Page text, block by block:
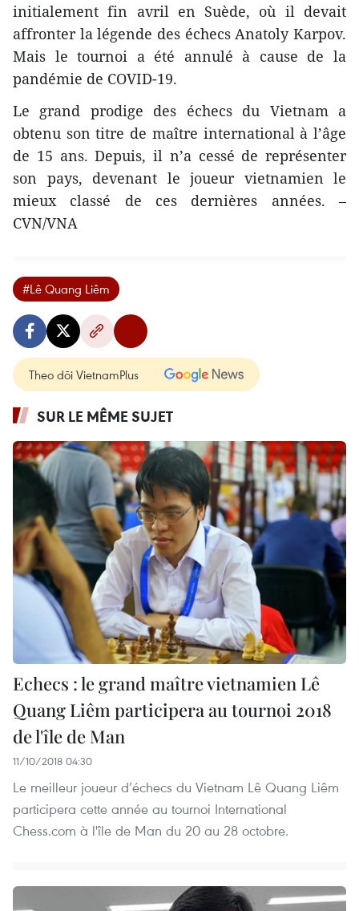
initialement fin avril en Suède, où il devait
affronter la légende des échecs Anatoly Karpov.
Mais le tournoi a été annulé à cause de la
pandémie de COVID-19.
Le grand prodige des échecs du Vietnam a
obtenu son titre de maître international à l’âge
de 15 ans. Depuis, il n’a cessé de représenter
son pays, devenant le joueur vietnamien le
mieux classé de ces dernières années. –
CVN/VNA
#Lê Quang Liêm
Theo dõi VietnamPlus
SUR LE MÊME SUJET
Echecs : le grand maître vietnamien Lê
Quang Liêm participera au tournoi 2018
de l'île de Man
11/10/2018 04:30
Le meilleur joueur d’échecs du Vietnam Lê Quang Liêm
participera cette année au tournoi International
Chess.com à l'île de Man du 20 au 28 octobre.